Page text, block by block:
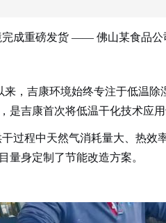
完成重磅发货 —— 佛山某食品公
来，吉康环境始终专注于低温
是吉康首次将低温干化技术应用
过程中天然气消耗量大、热效
量身定制了节能改造方案。